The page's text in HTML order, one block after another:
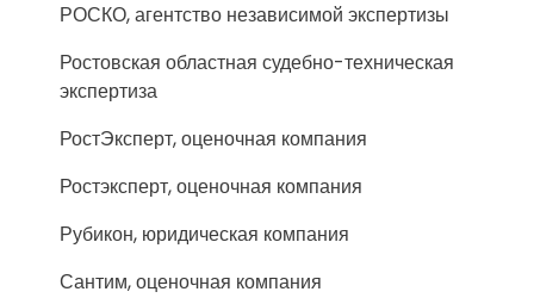
РОСКО, агентство независимой экспертизы
Ростовская областная судебно-техническая
экспертиза
РостЭксперт, оценочная компания
Ростэксперт, оценочная компания
Рубикон, юридическая компания
Сантим, оценочная компания